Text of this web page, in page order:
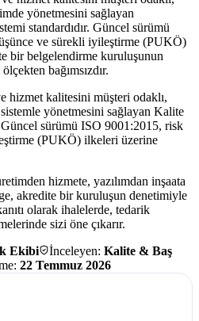
yönetmesini sağlayan
standardıdır. Güncel sürümü
ve sürekli iyileştirme (PUKÖ)
bir belgelendirme kuruluşunun
bağımsızdır.
hizmet kalitesini müşteri odaklı,
yönetmesini sağlayan Kalite
sürümü ISO 9001:2015, risk
(PUKÖ) ilkeleri üzerine
hizmete, yazılımdan inşaata
akredite bir kuruluşun denetimiyle
olarak ihalelerde, tedarik
sizi öne çıkarır.
Ekibi İnceleyen: Kalite & Baş
22 Temmuz 2026